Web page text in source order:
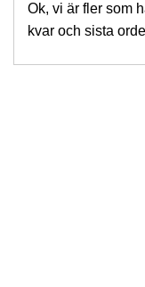
Ok, vi är fler som
kvar och sista